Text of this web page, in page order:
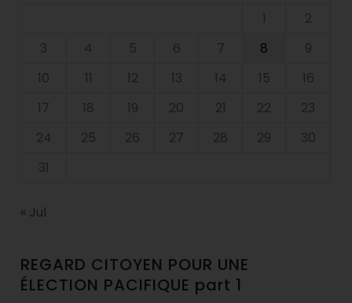
1
2
3
4 5 6 7 8
9
10
11 12 13 14 15
16
17
18 19 20 21 22
23
24
25 26 27 28 29
30
31
« Jul
REGARD CITOYEN POUR UNE
ÉLECTION PACIFIQUE part 1